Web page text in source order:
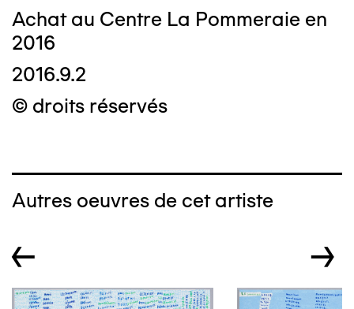
Achat au Centre La Pommeraie en
2016
2016.9.2
© droits réservés
Autres oeuvres de cet artiste
← →